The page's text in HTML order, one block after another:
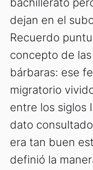
bachillerato
dejan en el
Recuerdo
concepto de
bárbaras: ese
migratorio
entre los siglos
dato
era tan buen
definió la